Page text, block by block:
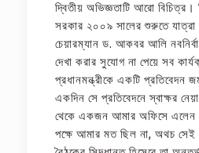
দ্বিতীয় অভিজ্ঞতাটি আরো বিচিত্র।
সরকার ২০০৯ সালের শুরুতে
চেয়ারম্যান ড. আকবর আলি
দেখা করার সুযোগ না পেয়ে সব
প্রধানমন্ত্রীকে একটি প্রতিবেদন
একদিন সে প্রতিবেদনে স্বাক্ষর
থেকে একজন আমার অফিসে
পক্ষে আমার মত ছিল না, অথচ সেই